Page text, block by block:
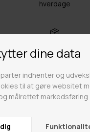
hverdage
Fri fragt over 499kr